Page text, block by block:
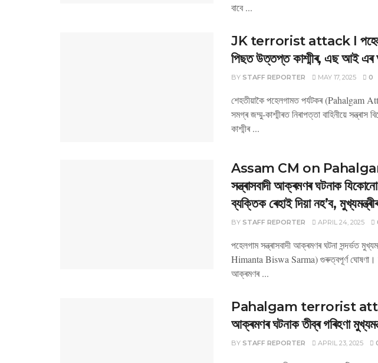
বাবে ...
JK terrorist attack I
পিছত উত্তপ্ত কাশ্মীৰ, এছ আই এৰ
BY STAFF REPORTER MAY 17, 2025 0
শেহতীয়াকৈ পহেলগামত পৰ্যটকৰ (Pahalgam
সমগ্ৰ জম্মু-কাশ্মীৰত নিৰাপত্তা বাহিনীয়ে সন্ত্ৰাস
কাশ্মীৰ ...
Assam CM on
সন্ত্ৰাসবাদী আক্ৰমণৰ ঘটনাক
ব্যক্তিক ৰেহাই দিয়া নহ’ব,
BY STAFF REPORTER APRIL 24, 2025
পহেলগাম সন্ত্ৰাসবাদী আক্ৰমণৰ ঘটনা সন্দৰ্ভত
Himanta Biswa Sarma) গুৰুত্বপূৰ্ণ ঘোষণা।
আক্ৰমণৰ ...
Pahalgam terrorist attack I
আক্ৰমণৰ ঘটনাক তীব্ৰ গৰিহণা
BY STAFF REPORTER APRIL 23, 2025